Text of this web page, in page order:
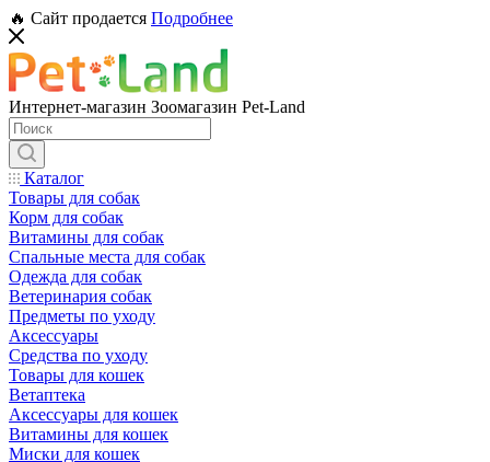
🔥 Сайт продается Подробнее
Интернет-магазин Зоомагазин Pet-Land
Каталог
Товары для собак
Корм для собак
Витамины для собак
Спальные места для собак
Одежда для собак
Ветеринария собак
Предметы по уходу
Аксессуары
Средства по уходу
Товары для кошек
Ветаптека
Аксессуары для кошек
Витамины для кошек
Миски для кошек